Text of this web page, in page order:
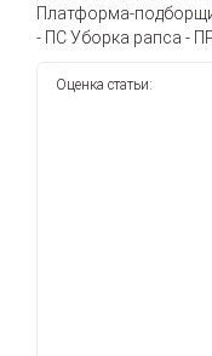
Платформа-
- ПС Уборка рапса -
Оценка статьи: